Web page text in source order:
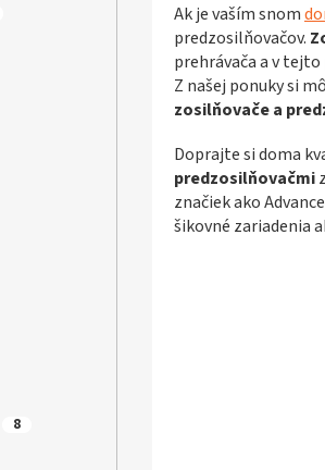
8
Ak je vaším snom
predzosilňovačov.
prehrávača a v
Z našej ponuky si
zosilňovače a
Doprajte si doma
predzosilňovačmi
značiek ako
šikovné zariadenia